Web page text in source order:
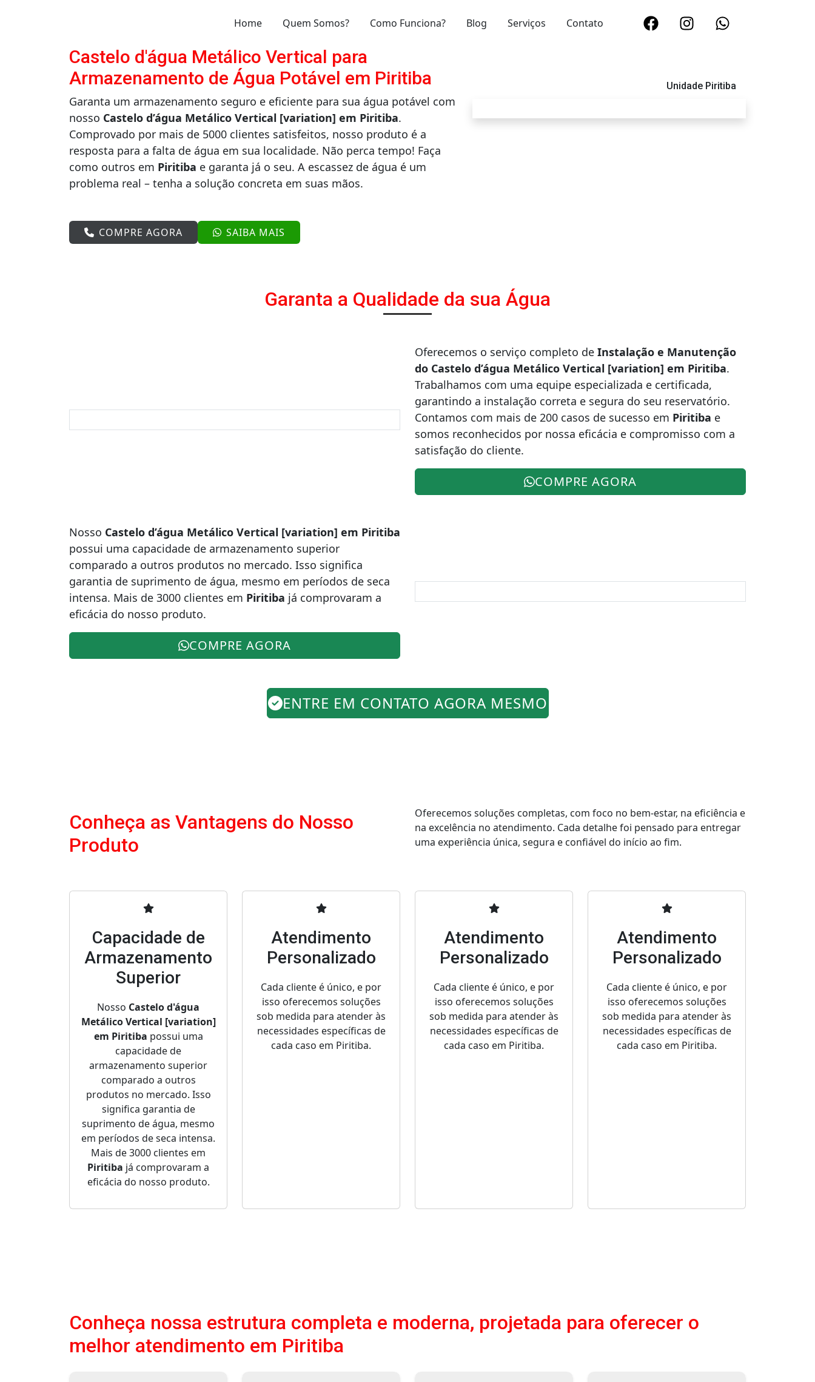
Home Quem Somos? Como Funciona? Blog Serviços Contato
Unidade Piritiba
Castelo d'água Metálico Vertical para
Armazenamento de Água Potável em Piritiba
Garanta um armazenamento seguro e eficiente para sua água potável com
nosso Castelo d’água Metálico Vertical [variation] em Piritiba.
Comprovado por mais de 5000 clientes satisfeitos, nosso produto é a
resposta para a falta de água em sua localidade. Não perca tempo! Faça
como outros em Piritiba e garanta já o seu. A escassez de água é um
problema real – tenha a solução concreta em suas mãos.
COMPRE AGORA SAIBA MAIS
Garanta a Qualidade da sua Água
Oferecemos o serviço completo de Instalação e Manutenção
do Castelo d’água Metálico Vertical [variation] em Piritiba.
Trabalhamos com uma equipe especializada e certificada,
garantindo a instalação correta e segura do seu reservatório.
Contamos com mais de 200 casos de sucesso em Piritiba e
somos reconhecidos por nossa eficácia e compromisso com a
satisfação do cliente.
COMPRE AGORA
Nosso Castelo d’água Metálico Vertical [variation] em Piritiba
possui uma capacidade de armazenamento superior
comparado a outros produtos no mercado. Isso significa
garantia de suprimento de água, mesmo em períodos de seca
intensa. Mais de 3000 clientes em Piritiba já comprovaram a
eficácia do nosso produto.
COMPRE AGORA
ENTRE EM CONTATO AGORA MESMO
Conheça as Vantagens do Nosso
Produto
Oferecemos soluções completas, com foco no bem-estar, na eficiência e
na excelência no atendimento. Cada detalhe foi pensado para entregar
uma experiência única, segura e confiável do início ao fim.
Capacidade de
Armazenamento
Superior
Nosso Castelo d'água
Metálico Vertical [variation]
em Piritiba possui uma
capacidade de
armazenamento superior
comparado a outros
produtos no mercado. Isso
significa garantia de
suprimento de água, mesmo
em períodos de seca intensa.
Mais de 3000 clientes em
Piritiba já comprovaram a
eficácia do nosso produto.
Atendimento
Personalizado
Cada cliente é único, e por
isso oferecemos soluções
sob medida para atender às
necessidades específicas de
cada caso em Piritiba.
Atendimento
Personalizado
Cada cliente é único, e por
isso oferecemos soluções
sob medida para atender às
necessidades específicas de
cada caso em Piritiba.
Atendimento
Personalizado
Cada cliente é único, e por
isso oferecemos soluções
sob medida para atender às
necessidades específicas de
cada caso em Piritiba.
Conheça nossa estrutura completa e moderna, projetada para oferecer o
melhor atendimento em Piritiba